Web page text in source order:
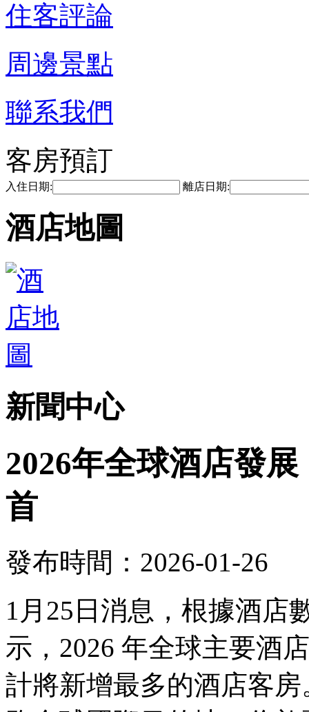
住客評論
周邊景點
聯系我們
客房預訂
入住日期: 離店日期:
酒店地圖
新聞中心
2026年全球酒店發
首
發布時間：2026-01-26
1月25日消息，根據酒店
示，2026 年全球主要酒
計將新增最多的酒店客